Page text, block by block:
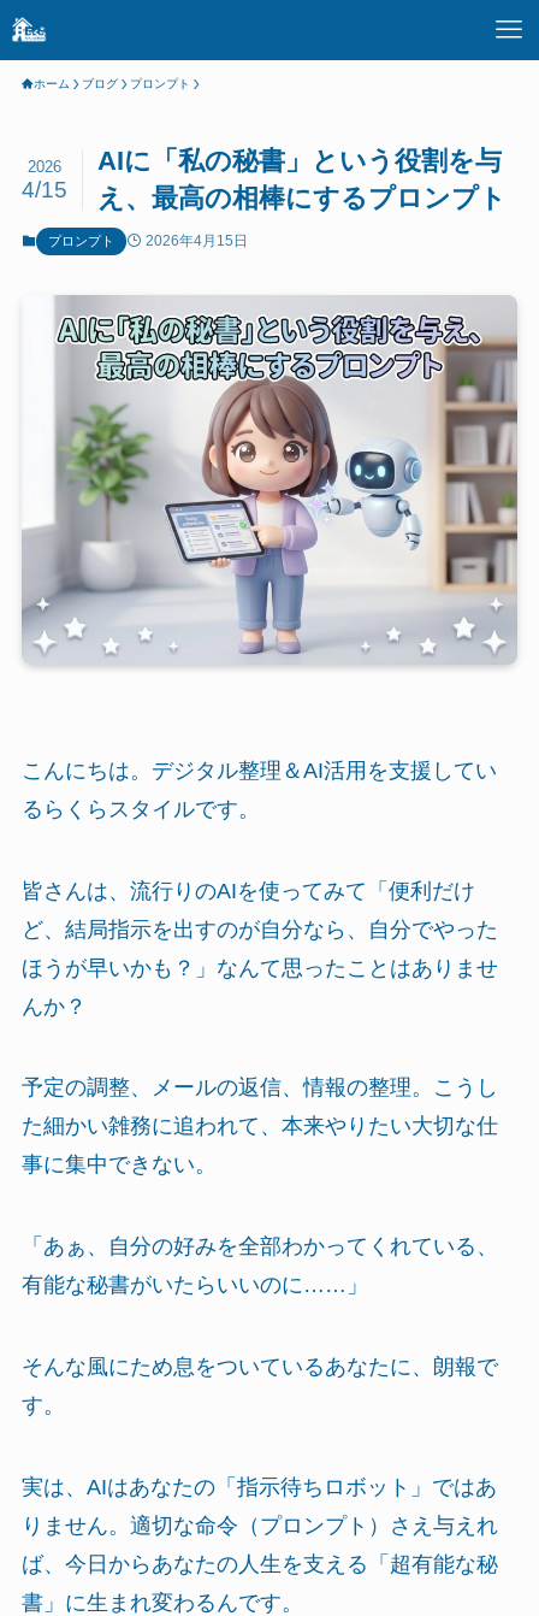
ホーム ブログ プロンプト
AIに「私の秘書」という役割を与
え、最高の相棒にするプロンプト
2026
4/15
プロンプト 2026年4月15日
こんにちは。デジタル整理＆AI活用を支援してい
るらくらスタイルです。
皆さんは、流行りのAIを使ってみて「便利だけ
ど、結局指示を出すのが自分なら、自分でやった
ほうが早いかも？」なんて思ったことはありませ
んか？
予定の調整、メールの返信、情報の整理。こうし
た細かい雑務に追われて、本来やりたい大切な仕
事に集中できない。
「あぁ、自分の好みを全部わかってくれている、
有能な秘書がいたらいいのに……」
そんな風にため息をついているあなたに、朗報で
す。
実は、AIはあなたの「指示待ちロボット」ではあ
りません。適切な命令（プロンプト）さえ与えれ
ば、今日からあなたの人生を支える「超有能な秘
書」に生まれ変わるんです。